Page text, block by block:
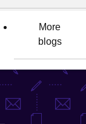
More
blogs